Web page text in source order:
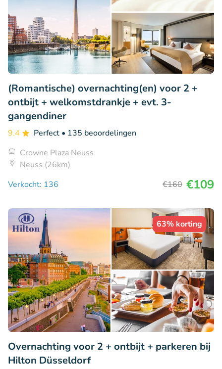
(Romantische) overnachting(en) voor 2 +
ontbijt + welkomstdrankje + evt. 3-
gangendiner
9.4 Perfect • 135 beoordelingen
Crowne Plaza Neuss
Neuss (26km)
Verkocht: 136
€160 €109
63% korting
Overnachting voor 2 + ontbijt + parkeren bij
Hilton Düsseldorf